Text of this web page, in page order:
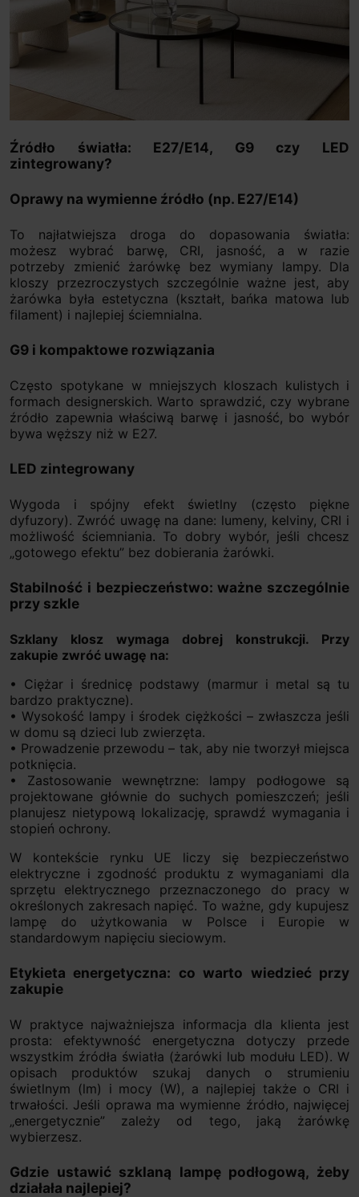
Źródło światła: E27/E14, G9 czy LED
zintegrowany?
Oprawy na wymienne źródło (np. E27/E14)
To najłatwiejsza droga do dopasowania światła:
możesz wybrać barwę, CRI, jasność, a w razie
potrzeby zmienić żarówkę bez wymiany lampy. Dla
kloszy przezroczystych szczególnie ważne jest, aby
żarówka była estetyczna (kształt, bańka matowa lub
filament) i najlepiej ściemnialna.
G9 i kompaktowe rozwiązania
Często spotykane w mniejszych kloszach kulistych i
formach designerskich. Warto sprawdzić, czy wybrane
źródło zapewnia właściwą barwę i jasność, bo wybór
bywa węższy niż w E27.
LED zintegrowany
Wygoda i spójny efekt świetlny (często piękne
dyfuzory). Zwróć uwagę na dane: lumeny, kelviny, CRI i
możliwość ściemniania. To dobry wybór, jeśli chcesz
„gotowego efektu” bez dobierania żarówki.
Stabilność i bezpieczeństwo: ważne szczególnie
przy szkle
Szklany klosz wymaga dobrej konstrukcji. Przy
zakupie zwróć uwagę na:
• Ciężar i średnicę podstawy (marmur i metal są tu
bardzo praktyczne).
• Wysokość lampy i środek ciężkości – zwłaszcza jeśli
w domu są dzieci lub zwierzęta.
• Prowadzenie przewodu – tak, aby nie tworzył miejsca
potknięcia.
• Zastosowanie wewnętrzne: lampy podłogowe są
projektowane głównie do suchych pomieszczeń; jeśli
planujesz nietypową lokalizację, sprawdź wymagania i
stopień ochrony.
W kontekście rynku UE liczy się bezpieczeństwo
elektryczne i zgodność produktu z wymaganiami dla
sprzętu elektrycznego przeznaczonego do pracy w
określonych zakresach napięć. To ważne, gdy kupujesz
lampę do użytkowania w Polsce i Europie w
standardowym napięciu sieciowym.
Etykieta energetyczna: co warto wiedzieć przy
zakupie
W praktyce najważniejsza informacja dla klienta jest
prosta: efektywność energetyczna dotyczy przede
wszystkim źródła światła (żarówki lub modułu LED). W
opisach produktów szukaj danych o strumieniu
świetlnym (lm) i mocy (W), a najlepiej także o CRI i
trwałości. Jeśli oprawa ma wymienne źródło, najwięcej
„energetycznie” zależy od tego, jaką żarówkę
wybierzesz.
Gdzie ustawić szklaną lampę podłogową, żeby
działała najlepiej?